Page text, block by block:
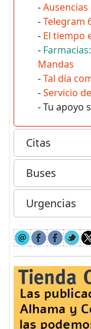
-Ausencias
-Telegram
- El tiempo
- Farmacias:
Mandas
-Tal día
-Servicio
- Tu apoyo
Citas
Buses
Urgencias